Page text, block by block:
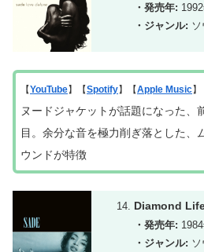
・発売年:
・ジャンル:
【YouTube】【Spotify】【Apple Music】
ヌードジャケットが話題になった、
目。余分な音を極力削ぎ落とした、
ウンドが特徴
Diamond
・発売年:
・ジャンル: